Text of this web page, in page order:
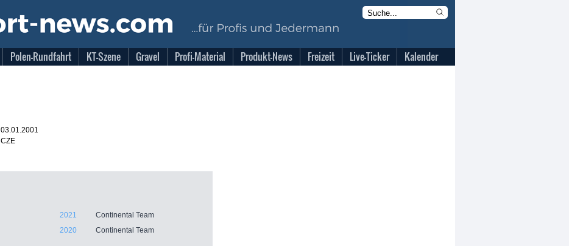
Polen-Rundfahrt KT-Szene Gravel Profi-Material Produkt-News Freizeit Live-Ticker Kalender
03.01.2001
CZE
2021
Continental Team
2020 Continental Team